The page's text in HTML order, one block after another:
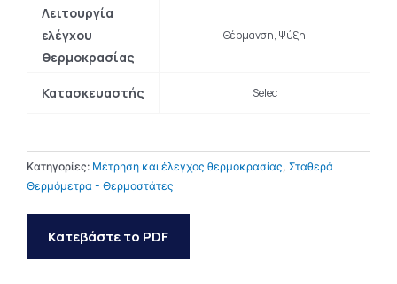
Λειτουργία
ελέγχου
θερμοκρασίας
Θέρμανση, Ψύξη
Κατασκευαστής Selec
Κατηγορίες: Μέτρηση και έλεγχος θερμοκρασίας, Σταθερά
Θερμόμετρα - Θερμοστάτες
Κατεβάστε το PDF